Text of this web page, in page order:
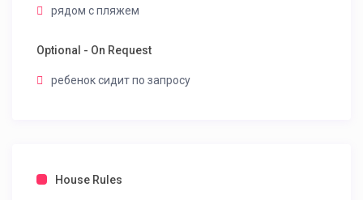
рядом с пляжем
Optional - On Request
ребенок сидит по запросу
House Rules